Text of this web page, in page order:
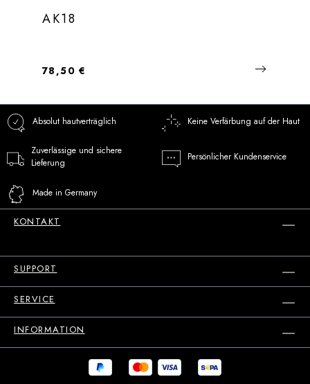
AK18
Regulärer Preis:
78,50 €
Absolut hautverträglich Keine Verfärbung auf der Haut
Zuverlässige und sichere
Lieferung
Persönlicher Kundenservice
Made in Germany
KONTAKT
SUPPORT
SERVICE
INFORMATION